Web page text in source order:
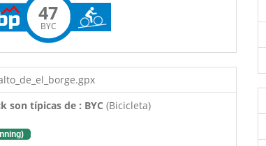
47
BYC
son típicas de : BYC (Bicicleta)